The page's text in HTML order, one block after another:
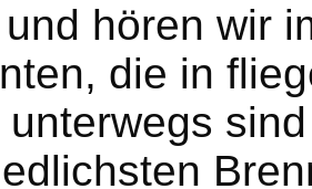
hören wir
die in